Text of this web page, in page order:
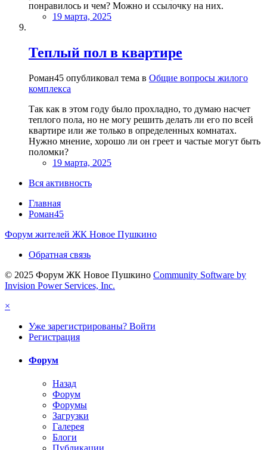
понравилось и чем? Можно и ссылочку на них.
19 марта, 2025
Теплый пол в квартире
Роман45 опубликовал тема в Общие вопросы жилого
комплекса
Так как в этом году было прохладно, то думаю насчет
теплого пола, но не могу решить делать ли его по всей
квартире или же только в определенных комнатах.
Нужно мнение, хорошо ли он греет и частые могут быть
поломки?
19 марта, 2025
Вся активность
Главная
Роман45
Форум жителей ЖК Новое Пушкино
Обратная связь
© 2025 Форум ЖК Новое Пушкино Community Software by
Invision Power Services, Inc.
×
Уже зарегистрированы? Войти
Регистрация
Форум
Назад
Форум
Форумы
Загрузки
Галерея
Блоги